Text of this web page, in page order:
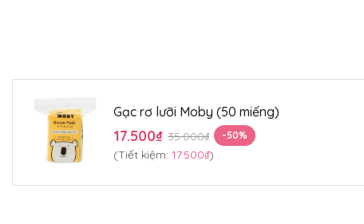
Gạc rơ lưỡi Moby (50 miếng)
17.500₫ 35.000₫ -50%
(Tiết kiệm: 17.500₫)